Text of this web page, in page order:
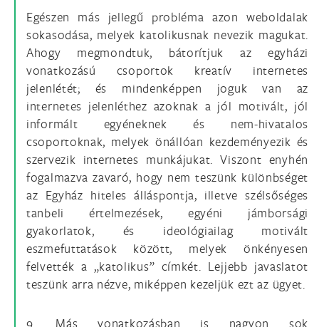
Egészen más jellegű probléma azon weboldalak
sokasodása, melyek katolikusnak nevezik magukat.
Ahogy megmondtuk, bátorítjuk az egyházi
vonatkozású csoportok kreatív internetes
jelenlétét; és mindenképpen joguk van az
internetes jelenléthez azoknak a jól motivált, jól
informált egyéneknek és nem-hivatalos
csoportoknak, melyek önállóan kezdeményezik és
szervezik internetes munkájukat. Viszont enyhén
fogalmazva zavaró, hogy nem teszünk különbséget
az Egyház hiteles álláspontja, illetve szélsőséges
tanbeli értelmezések, egyéni jámborsági
gyakorlatok, és ideológiailag motivált
eszmefuttatások között, melyek önkényesen
felvették a „katolikus” címkét. Lejjebb javaslatot
teszünk arra nézve, miképpen kezeljük ezt az ügyet.
9. Más vonatkozásban is nagyon sok